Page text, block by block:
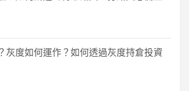
灰度如何運作？如何透過灰度持倉投資